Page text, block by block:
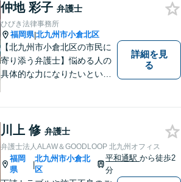
仲地 彩子 弁護士
ひびき法律事務所
福岡県|北九州市小倉北区
【北九州市小倉北区の市民に
寄り添う弁護士】悩める人の
具体的な力になりたいという
面を乗り越える手助けをして
まいります。まずはお気軽に
ご相談ください。
詳細を見
る
川上 修 弁護士
弁護士法人ALAW＆GOODLOOP 北九州オフィス
福岡
県
|
北九州市小倉北
区
平和通駅から徒歩2
分